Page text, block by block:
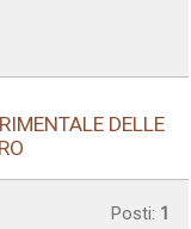
DELLE
Posti: 1